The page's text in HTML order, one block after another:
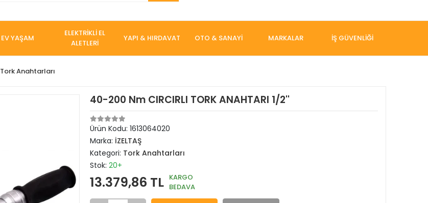
EV YAŞAM
ELEKTRİKLİ EL
ALETLERİ
YAPI & HIRDAVAT OTO & SANAYİ MARKALAR İŞ GÜVENLİĞİ
Tork Anahtarları
40-200 Nm CIRCIRLI TORK ANAHTARI 1/2''
Ürün Kodu: 1613064020
Marka: İZELTAŞ
Kategori: Tork Anahtarları
Stok: 20+
13.379,86 TL KARGO
BEDAVA